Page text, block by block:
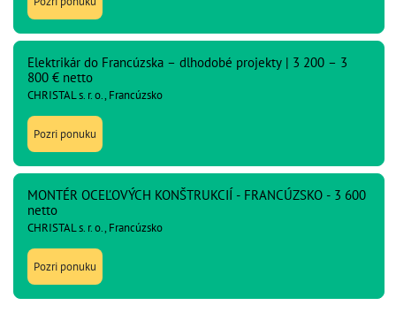
Elektrikár do Francúzska – dlhodobé projekty | 3 200 – 3
800 € netto
CHRISTAL s. r. o., Francúzsko
Pozri ponuku
MONTÉR OCEĽOVÝCH KONŠTRUKCIÍ - FRANCÚZSKO - 3 600
netto
CHRISTAL s. r. o., Francúzsko
Pozri ponuku